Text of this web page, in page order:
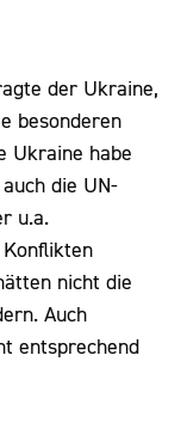
der Ukraine,
besonderen
Ukraine habe
die UN-
u.a.
nicht die
Auch
entsprechend